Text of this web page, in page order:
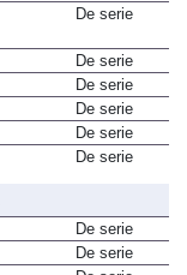
De serie
De serie
De serie
De serie
De serie
De serie
De serie
De serie